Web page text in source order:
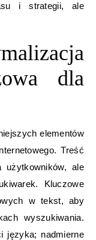
i strategii, ale
dla
elementów
Treść
ale
Kluczowe
w tekst, aby
wyszukiwania.
języka; nadmierne